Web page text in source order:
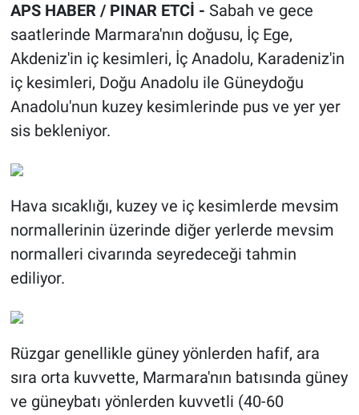
APS HABER / PINAR ETCİ - Sabah ve gece
saatlerinde Marmara'nın doğusu, İç Ege,
Akdeniz'in iç kesimleri, İç Anadolu, Karadeniz'in
iç kesimleri, Doğu Anadolu ile Güneydoğu
Anadolu'nun kuzey kesimlerinde pus ve yer yer
sis bekleniyor.
Hava sıcaklığı, kuzey ve iç kesimlerde mevsim
normallerinin üzerinde diğer yerlerde mevsim
normalleri civarında seyredeceği tahmin
ediliyor.
Rüzgar genellikle güney yönlerden hafif, ara
sıra orta kuvvette, Marmara'nın batısında güney
ve güneybatı yönlerden kuvvetli (40-60